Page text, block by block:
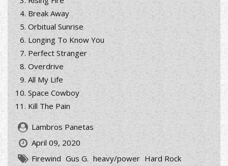
Break Away
Orbitual Sunrise
Longing To Know You
Perfect Stranger
Overdrive
All My Life
Space Cowboy
Kill The Pain
Lambros Panetas
April 09, 2020
Firewind Gus G. heavy/power Hard Rock